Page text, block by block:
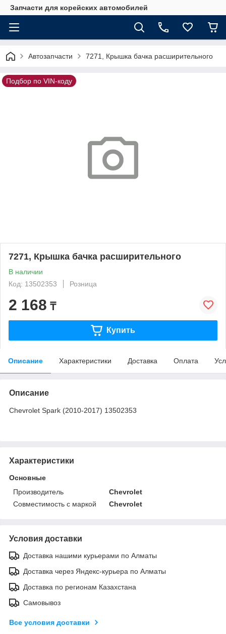
Запчасти для корейских автомобилей
Автозапчасти 7271, Крышка бачка расширительного
Подбор по VIN-коду
7271, Крышка бачка расширительного
В наличии
Код: 13502353
Розница
2 168 ₸
Купить
Описание Характеристики Доставка Оплата
Описание
Chevrolet Spark (2010-2017) 13502353
Характеристики
Основные
Производитель
Chevrolet
Совместимость с маркой
Chevrolet
Условия доставки
Доставка нашими курьерами по Алматы
Доставка через Яндекс-курьера по Алматы
Доставка по регионам Казахстана
Самовывоз
Все условия доставки